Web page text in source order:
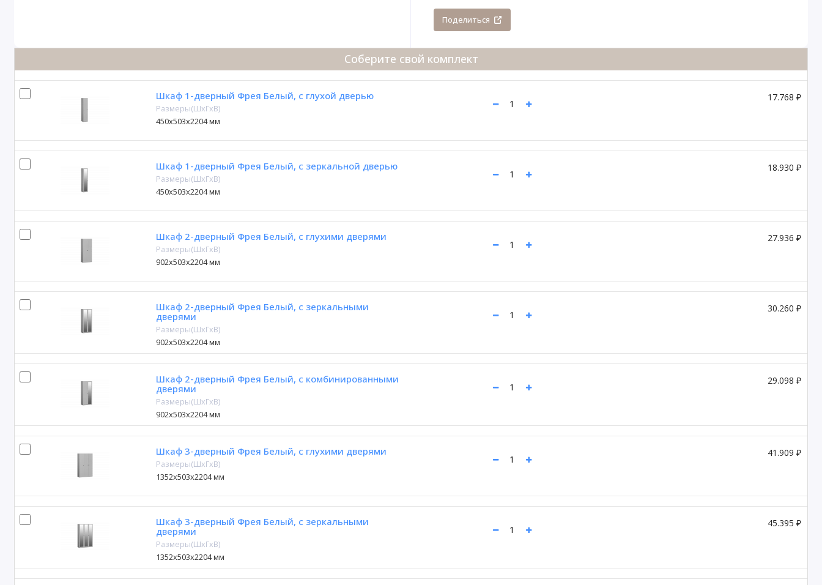
Поделиться
Соберите свой комплект
Шкаф 1-дверный Фрея Белый, с глухой дверью
Размеры(ШxГxВ)
450х503х2204 мм
17.768 ₽
Шкаф 1-дверный Фрея Белый, с зеркальной дверью
Размеры(ШxГxВ)
450х503х2204 мм
18.930 ₽
Шкаф 2-дверный Фрея Белый, с глухими дверями
Размеры(ШxГxВ)
902х503х2204 мм
27.936 ₽
Шкаф 2-дверный Фрея Белый, с зеркальными
дверями
Размеры(ШxГxВ)
902х503х2204 мм
30.260 ₽
Шкаф 2-дверный Фрея Белый, с комбинированными
дверями
Размеры(ШxГxВ)
902х503х2204 мм
29.098 ₽
Шкаф 3-дверный Фрея Белый, с глухими дверями
Размеры(ШxГxВ)
1352х503х2204 мм
41.909 ₽
Шкаф 3-дверный Фрея Белый, с зеркальными
дверями
Размеры(ШxГxВ)
1352х503х2204 мм
45.395 ₽